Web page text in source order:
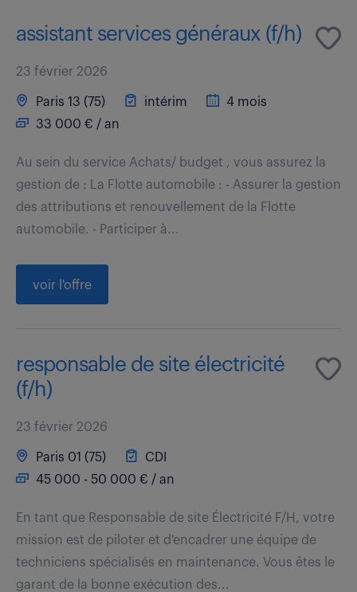
assistant services généraux (f/h)
23 février 2026
Paris 13 (75) intérim
4 mois
33 000 € / an
Au sein du service Achats/ budget , vous assurez la
gestion de : La Flotte automobile : - Assurer la gestion
des attributions et renouvellement de la Flotte
automobile. - Participer à...
voir l'offre
responsable de site électricité
(f/h)
23 février 2026
Paris 01 (75)
CDI
45 000 - 50 000 € / an
En tant que Responsable de site Électricité F/H, votre
mission est de piloter et d'encadrer une équipe de
techniciens spécialisés en maintenance. Vous êtes le
garant de la bonne exécution des...